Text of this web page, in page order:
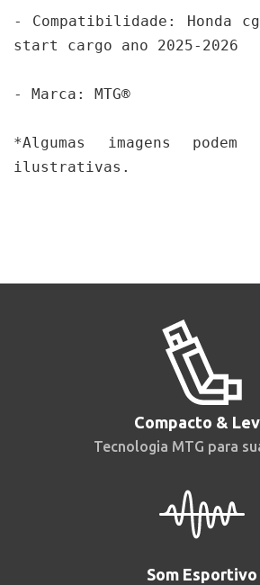
- Compatibilidade: Honda
start cargo ano 2025-2026
- Marca: MTG®
*Algumas imagens podem
ilustrativas.
Compacto &
Tecnologia MTG para
Som Esportivo